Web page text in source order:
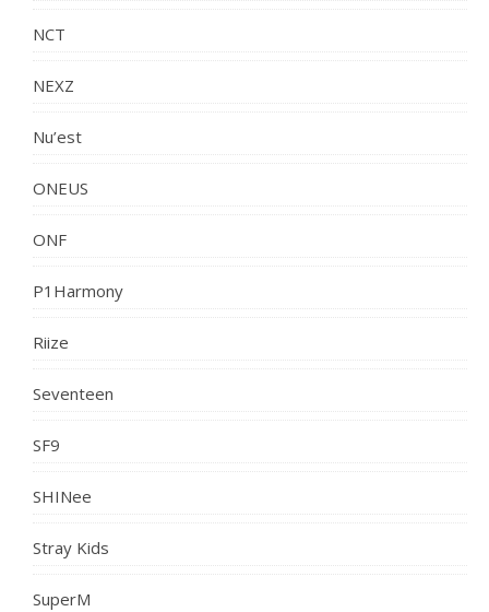
NCT
NEXZ
Nu’est
ONEUS
ONF
P1Harmony
Riize
Seventeen
SF9
SHINee
Stray Kids
SuperM